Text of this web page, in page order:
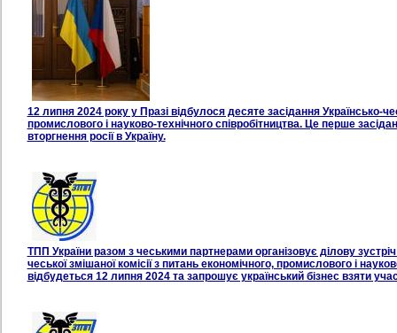
12 липня 2024 року у Празі відбулося десяте засідання Українсько-
промислового і науково-технічного співробітництва. Це перше
вторгнення росії в Україну.
ТПП України разом з чеськими партнерами організовує ділову
чеської змішаної комісії з питань економічного, промислового і
відбудеться 12 липня 2024 та запрошує український бізнес взяти